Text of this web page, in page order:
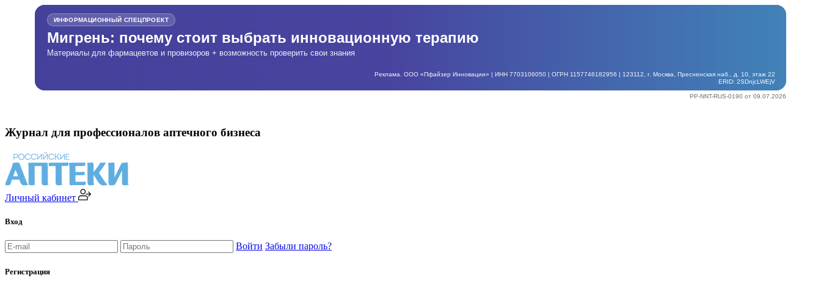
ИНФОРМАЦИОННЫЙ СПЕЦПРОЕКТ
Мигрень: почему стоит выбрать инновационную терапию
Материалы для фармацевтов и провизоров + возможность проверить свои знания
Реклама. ООО «Пфайзер Инновации» | ИНН 7703106050 | ОГРН 1157746182956 | 123112, г. Москва, Пресненская наб., д. 10, этаж 22
ERID: 2SDnjcLWEjV
PP-NNT-RUS-0190 от 09.07.2026
Журнал для профессионалов аптечного бизнеса
Личный кабинет
Вход
Войти Забыли пароль?
Регистрация